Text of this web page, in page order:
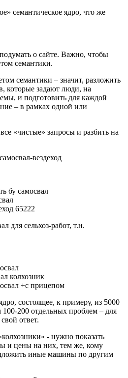
семантическое ядро, что же
о сайте. Важно, чтобы
семантики.
семантики – значит, разложить
которые задают люди, на
и подготовить для каждой
– в рамках одной или
«чистые» запросы и разбить на
вездеход
бу самосвал
65222
для сельхоз-работ, т.н.
колхозник
+с прицепом
состоящее, к примеру, из 5000
100-200 отдельных проблем – для
ответ.
- нужно показать
и цены на них, тем же, кому
иные машины по другим